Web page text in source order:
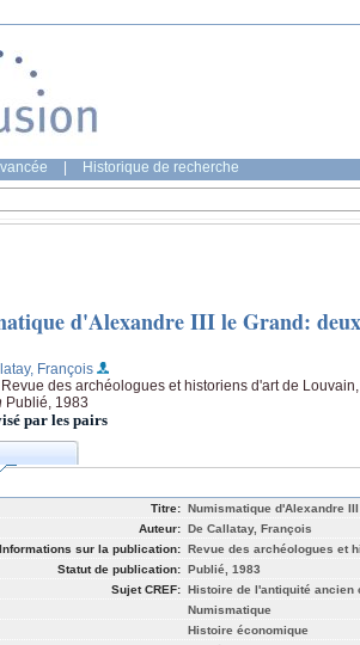
Historique de recherche
d'Alexandre III le Grand:
François
Revue des archéologues et historiens d'art de
Publié, 1983
par les pairs
Titre: Numismatique d'Alexandre
Auteur: De Callatay, François
Informations sur la publication: Revue des archéologues et
Statut de publication: Publié, 1983
Sujet CREF: Histoire de l'antiquité ancien
Numismatique
Histoire économique